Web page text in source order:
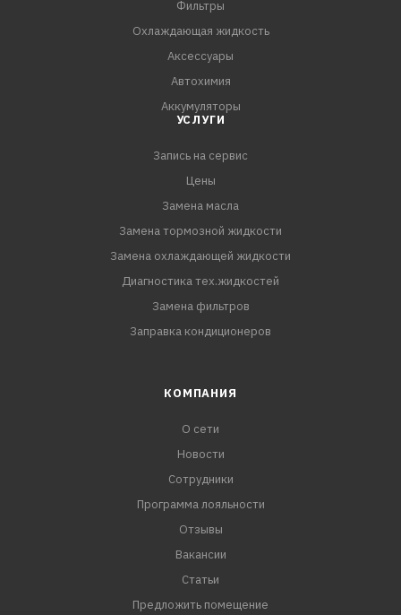
Щетка стеклоочистителя - 1 шт.
Фильтры
Охлаждающая жидкость
Аксессуары
Автохимия
Аккумуляторы
УСЛУГИ
Запись на сервис
Цены
Замена масла
Замена тормозной жидкости
Замена охлаждающей жидкости
Диагностика тех.жидкостей
Замена фильтров
Заправка кондиционеров
КОМПАНИЯ
О сети
Новости
Сотрудники
Программа лояльности
Отзывы
Вакансии
Статьи
Предложить помещение